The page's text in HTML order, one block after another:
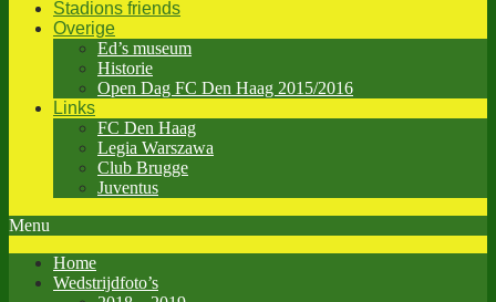
Stadions friends
Overige
Ed’s museum
Historie
Open Dag FC Den Haag 2015/2016
Links
FC Den Haag
Legia Warszawa
Club Brugge
Juventus
Menu
Home
Wedstrijdfoto’s